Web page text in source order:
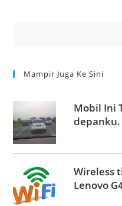
Mampir Juga Ke Sini
Mobil Ini
depanku.
Wireless
Lenovo